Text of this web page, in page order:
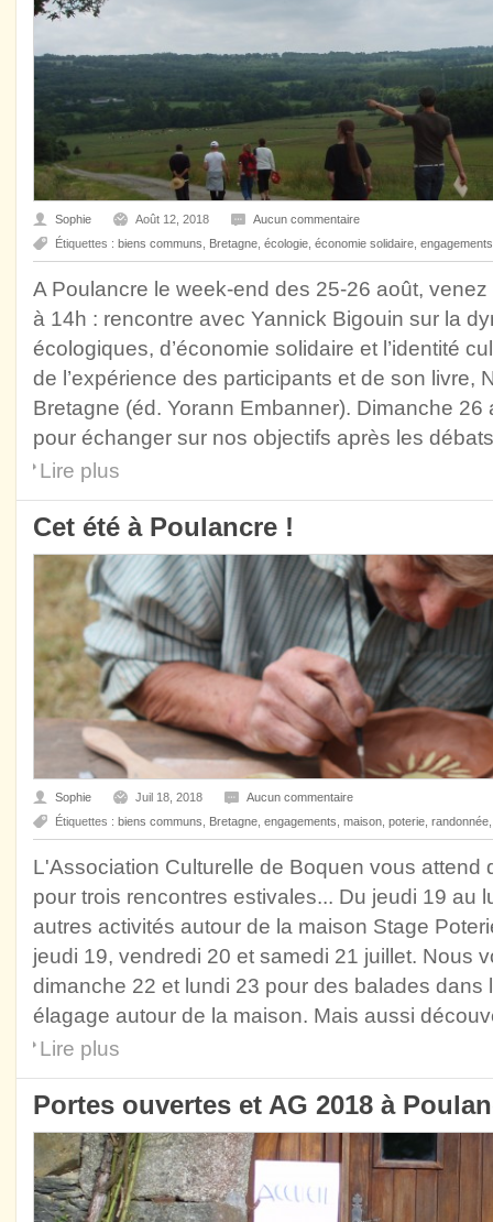
Sophie Août 12, 2018
Aucun commentaire
Étiquettes : biens communs Bretagne écologie économie solidaire engagements
A Poulancre le week-end des 25-26 août,
à 14h : rencontre avec Yannick Bigouin sur la
écologiques, d’économie solidaire et l’identité
de l’expérience des participants et de son livre,
Bretagne (éd. Yorann Embanner). Dimanche
pour échanger sur nos objectifs après les
Lire plus
Cet été à Poulancre !
Sophie Juil 18, 2018
Aucun commentaire
Étiquettes : biens communs Bretagne engagements maison poterie randonnée
L'Association Culturelle de Boquen vous attend
pour trois rencontres estivales... Du jeudi 19 au
autres activités autour de la maison Stage
jeudi 19, vendredi 20 et samedi 21 juillet. Nous
dimanche 22 et lundi 23 pour des balades dans
élagage autour de la maison. Mais aussi
Lire plus
Portes ouvertes et AG 2018 à